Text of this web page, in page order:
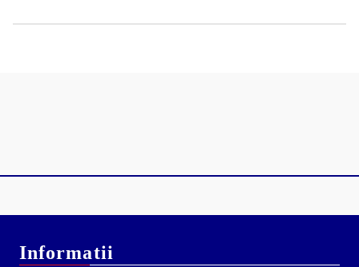
Informatii